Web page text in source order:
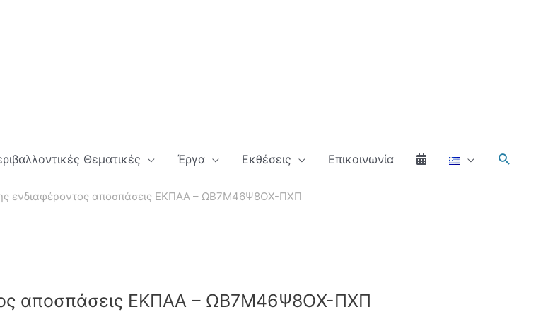
Θεματικές Έργα Εκθέσεις Επικοινωνία
ενδιαφέροντος αποσπάσεις ΕΚΠΑΑ – ΩΒ7Μ46Ψ8ΟΧ-ΠΧΠ
αποσπάσεις ΕΚΠΑΑ – ΩΒ7Μ46Ψ8ΟΧ-ΠΧΠ